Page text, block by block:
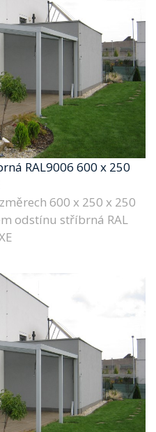
RAL9006 600 x 250
600 x 250 x 250
odstínu stříbrná RAL